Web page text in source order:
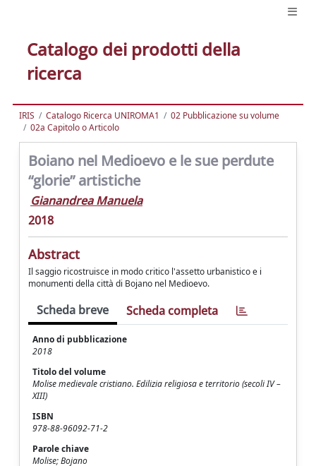
Catalogo dei prodotti della
ricerca
IRIS Catalogo Ricerca UNIROMA1
02 Pubblicazione su volume
02a Capitolo o Articolo
Boiano nel Medioevo e le sue perdute
“glorie” artistiche
Gianandrea Manuela
2018
Abstract
Il saggio ricostruisce in modo critico l'assetto urbanistico e i
monumenti della città di Bojano nel Medioevo.
Scheda breve Scheda completa
Anno di pubblicazione
2018
Titolo del volume
Molise medievale cristiano. Edilizia religiosa e territorio (secoli IV –
XIII)
ISBN
978-88-96092-71-2
Parole chiave
Molise; Bojano